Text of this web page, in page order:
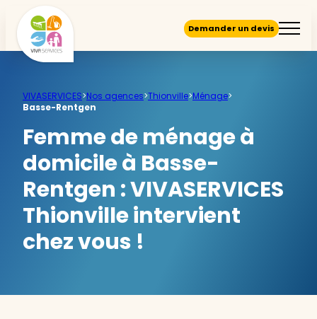
Demander un devis
VIVASERVICES>Nos agences>Thionville>Ménage>
Basse-Rentgen
Femme de ménage à
domicile à Basse-
Rentgen :VIVASERVICES
Thionville intervient
chez vous !